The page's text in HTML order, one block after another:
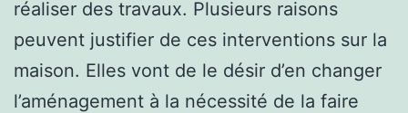
réaliser des travaux. Plusieurs raisons
peuvent justifier de ces interventions sur la
maison. Elles vont de le désir d’en changer
l’aménagement à la nécessité de la faire